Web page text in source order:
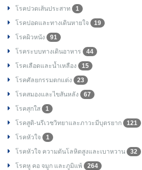
โรคปวดเส้นประสาท
1
โรคปอดและทางเดินหายใจ
19
โรคผิวหนัง
91
โรคระบบทางเดินอาหาร
44
โรคเลือดและน้ำเหลือง
15
โรคศัลยกรรมตกแต่ง
23
โรคสมองและไขสันหลัง
67
โรคสุกใส
1
โรคสูติ-นรีเวชวิทยาและภาวะมีบุตรยาก
121
โรคหัวใจ
1
โรคหัวใจ ความดันโลหิตสูงและเบาหวาน
32
โรคหู คอ จมูก และภูมิแพ้
264